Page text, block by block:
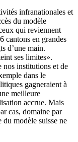
infranationales et
du modèle
qui reviennent
cantons en grandes
d’une main.
ses limites».
nos institutions et de
dans le
gagneraient à
meilleure
accrue. Mais
cas, domaine par
du modèle suisse ne